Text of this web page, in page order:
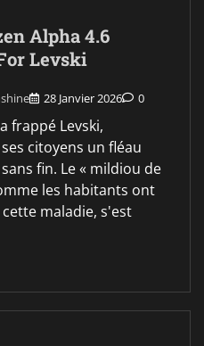
Alpha 4.6
Levski
28 Janvier 2026 0
frappé Levski,
citoyens un fléau
fin. Le « mildiou de
les habitants ont
maladie, s'est